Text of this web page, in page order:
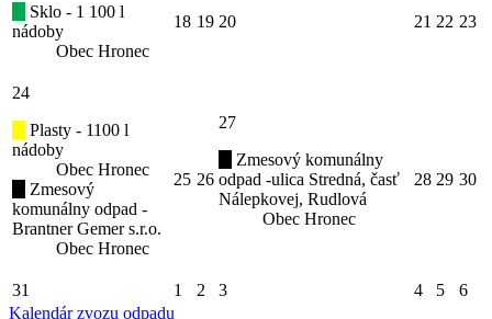
Sklo - 1 100 l
nádoby
Obec Hronec
18 19 20 21 22 23
24
Plasty - 1100 l
nádoby
Obec Hronec
Zmesový
komunálny odpad -
Brantner Gemer s.r.o.
Obec Hronec
25 26
27
Zmesový komunálny
odpad -ulica Stredná, časť
Nálepkovej, Rudlová
Obec Hronec
28 29 30
31 1 2 3 4 5
6
Kalendár zvozu odpadu